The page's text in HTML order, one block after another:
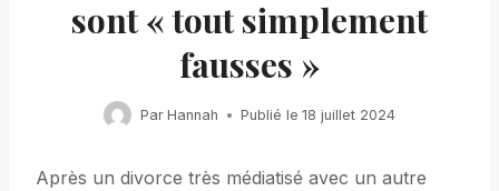
sont « tout simplement
fausses »
Par Hannah Publié le 18 juillet 2024
Après un divorce très médiatisé avec un autre